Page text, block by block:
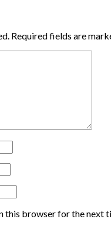
Required fields are
this browser for the next